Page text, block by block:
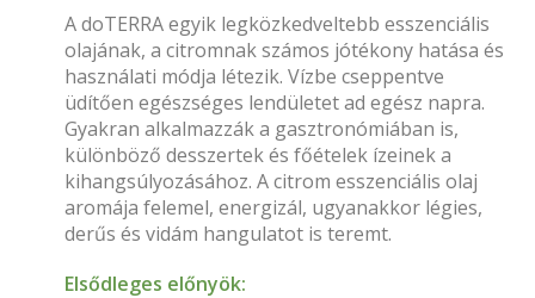
A doTERRA egyik legközkedveltebb esszenciális
olajának, a citromnak számos jótékony hatása és
használati módja létezik. Vízbe cseppentve
üdítően egészséges lendületet ad egész napra.
Gyakran alkalmazzák a gasztronómiában is,
különböző desszertek és főételek ízeinek a
kihangsúlyozásához. A citrom esszenciális olaj
aromája felemel, energizál, ugyanakkor légies,
derűs és vidám hangulatot is teremt.
Elsődleges előnyök: